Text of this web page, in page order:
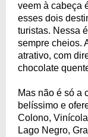
veem à cabeça
esses dois
turistas. Nessa
sempre cheios.
atrativo, com
chocolate
Mas não é só a
belíssimo e
Colono,
Lago Negro,